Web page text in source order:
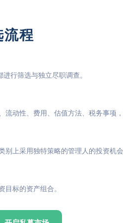
程
行筛选与独立尽职调查。
流动性、费用、估值方法、税务事项
上采用独特策略的管理人的投资机会
标的资产组合。